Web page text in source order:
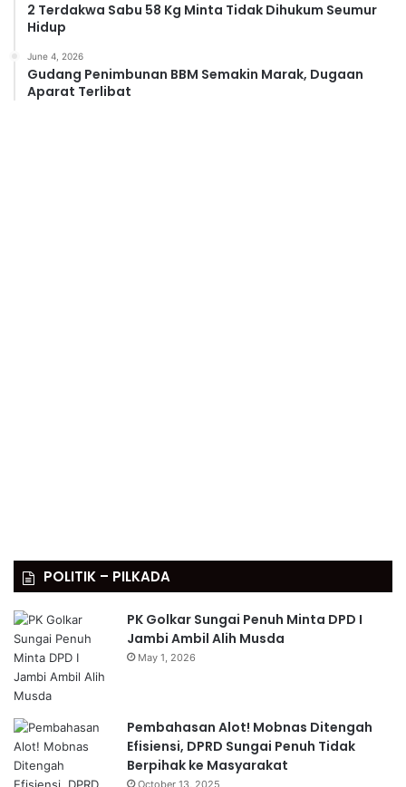
2 Terdakwa Sabu 58 Kg Minta Tidak Dihukum Seumur
Hidup
June 4, 2026
Gudang Penimbunan BBM Semakin Marak, Dugaan
Aparat Terlibat
POLITIK – PILKADA
PK Golkar Sungai Penuh Minta DPD I
Jambi Ambil Alih Musda
May 1, 2026
Pembahasan Alot! Mobnas Ditengah
Efisiensi, DPRD Sungai Penuh Tidak
Berpihak ke Masyarakat